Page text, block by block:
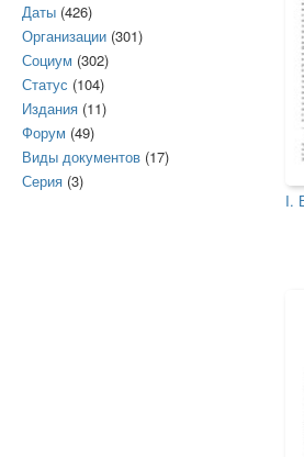
Даты (426)
Организации (301)
Социум (302)
Статус (104)
Издания (11)
Форум (49)
Виды документов (17)
Серия (3)
I.